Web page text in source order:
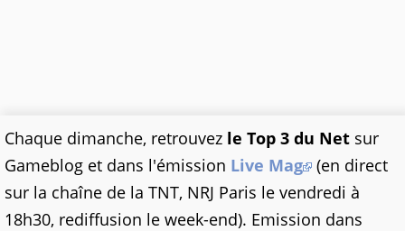
Chaque dimanche, retrouvez le Top 3 du Net sur
Gameblog et dans l'émission Live Mag
(en direct
sur la chaîne de la TNT, NRJ Paris le vendredi à
18h30, rediffusion le week-end). Emission dans